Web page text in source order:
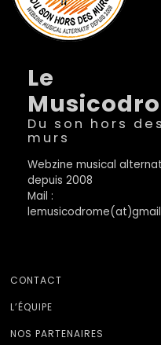
Le
Du son hors des
murs
Webzine musical
depuis 2008
Mail :
CONTACT
L’ÉQUIPE
NOS PARTENAIRES